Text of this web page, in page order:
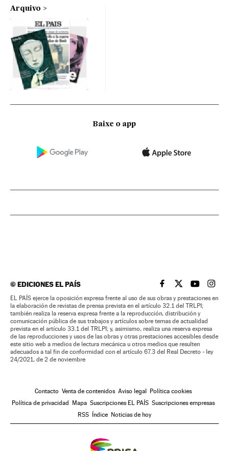
Arquivo
Baixe o app
©EDICIONES EL PAÍS EL PAÍS BRASIL EN
EL PAÍSEL PAÍS
EL
EL PAÍS ejerce la oposición expresa frente al uso de sus obras y prestaciones en
la elaboración de revistas de prensa prevista en el artículo 32.1 del TRLPI;
también realiza la reserva expresa frente a la reproducción, distribución y
comunicación pública de sus trabajos y artículos sobre temas de actualidad
prevista en el artículo 33.1 del TRLPI; y, asimismo, realiza una reserva expresa
de las reproducciones y usos de las obras y otras prestaciones accesibles desde
este sitio web a medios de lectura mecánica u otros medios que resulten
adecuados a tal fin de conformidad con el artículo 67.3 del Real Decreto - ley
24/2021, de 2 de noviembre
Contacto Venta de contenidos Aviso legal
Política cookies
Política de privacidad
Mapa Suscripciones EL PAÍS Suscripciones empresas
RSS
Índice Noticias de hoy